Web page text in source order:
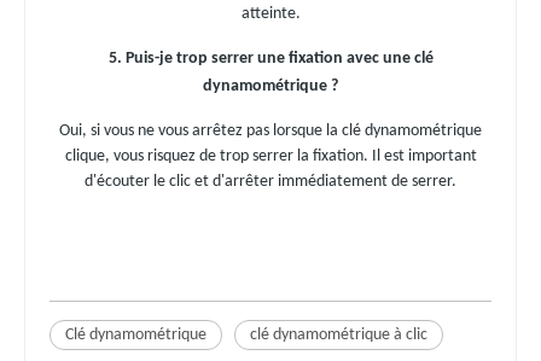
atteinte.
5. Puis-je trop serrer une fixation avec une clé
dynamométrique ?
Oui, si vous ne vous arrêtez pas lorsque la clé dynamométrique
clique, vous risquez de trop serrer la fixation. Il est important
d'écouter le clic et d'arrêter immédiatement de serrer.
Clé dynamométrique clé dynamométrique à clic